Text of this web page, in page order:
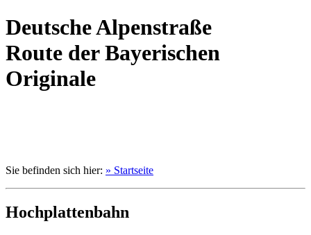
DeutscheAlpenstraße
Route der Bayerischen
Originale
Sie befinden sich hier: » Startseite
Hochplattenbahn